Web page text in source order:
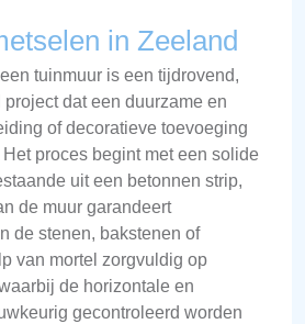
in Zeeland
tuinmuur is een tijdrovend,
dat een duurzame en
of decoratieve toevoeging
proces begint met een solide
uit een betonnen strip,
de muur garandeert
de stenen, bakstenen of
van mortel zorgvuldig op
de horizontale en
gecontroleerd worden